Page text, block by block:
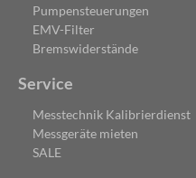
Pumpensteuerungen
EMV-Filter
Bremswiderstände
Service
Messtechnik Kalibrierdienst
Messgeräte mieten
SALE